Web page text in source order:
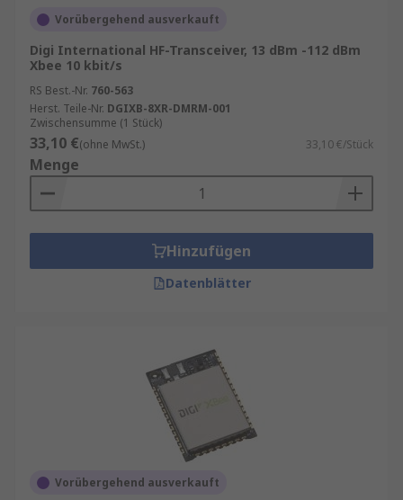
Vorübergehend ausverkauft
Digi International HF-Transceiver, 13 dBm -112 dBm
Xbee 10 kbit/s
RS Best.-Nr. 760-563
Herst. Teile-Nr. DGIXB-8XR-DMRM-001
Zwischensumme (1 Stück)
33,10 €(ohne MwSt.) 33,10 €/Stück
Menge
Hinzufügen
Datenblätter
Vorübergehend ausverkauft